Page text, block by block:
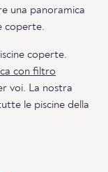
una panoramica
coperte.
coperte.
con filtro
voi. La nostra
le piscine della